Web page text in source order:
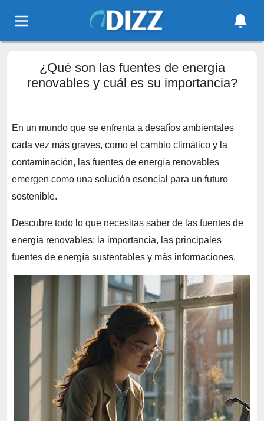
¿Qué son las fuentes de energía
renovables y cuál es su importancia?
En un mundo que se enfrenta a desafíos ambientales
cada vez más graves, como el cambio climático y la
contaminación, las fuentes de energía renovables
emergen como una solución esencial para un futuro
sostenible.
Descubre todo lo que necesitas saber de las fuentes de
energía renovables: la importancia, las principales
fuentes de energía sustentables y más informaciones.